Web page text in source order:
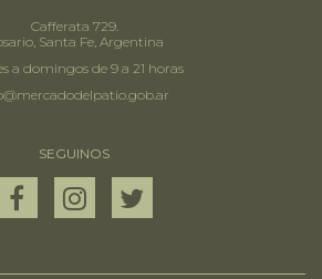
Cafferata 729.
Santa Fe, Argentina
a domingos de 9 a 21 horas
SEGUINOS